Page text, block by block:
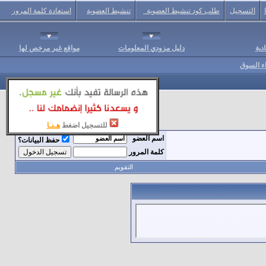
للتسجيل اضغط هـنـا
التسجيل طلب كود تنشيط العضوية تنشيط العضوية استعادة كلمة المرور
دليل مزودي المعلومات مواقع غير مرخص لها
السوق
اسم العضو
حفظ البيانات؟
كلمة المرور
التقويم